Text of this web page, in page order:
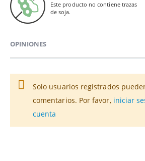
Este producto no contiene trazas
de soja.
OPINIONES
Solo usuarios registrados
comentarios. Por favor, iniciar
cuenta